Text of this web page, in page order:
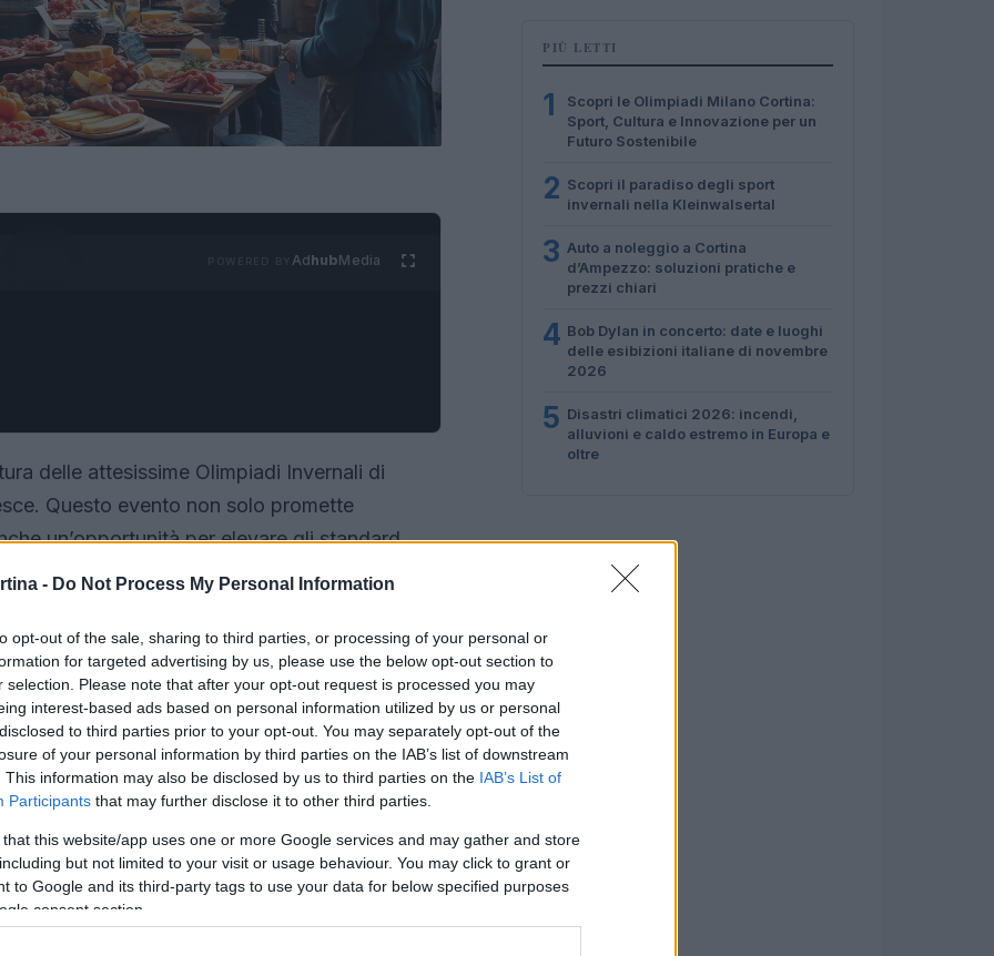
- Do Not Process My Personal Information
opt-out of the sale, sharing to third parties, or processing of your personal or
for targeted advertising by us, please use the below opt-out section to
selection. Please note that after your opt-out request is processed you may
interest-based ads based on personal information utilized by us or personal
to third parties prior to your opt-out. You may separately opt-out of the
of your personal information by third parties on the IAB’s list of downstream
This information may also be disclosed by us to third parties on the IAB’s List of
Participants that may further disclose it to other third parties.
that this website/app uses one or more Google services and may gather and store
but not limited to your visit or usage behaviour. You may click to grant or
to Google and its third-party tags to use your data for below specified purposes
consent section.
AdhubMedia
delle attesissime Olimpiadi Invernali di
Questo evento non solo promette
un’opportunità per elevare gli standard
città si preparano a ricevere atleti e visitatori
che unisce
PIÙ LETTI
1
Scopri le Olimpiadi Milano Cortina:
Sport, Cultura e Innovazione per un
Futuro Sostenibile
2 Scopri il paradiso degli sport
invernali nella Kleinwalsertal
3 Auto a noleggio a Cortina
d’Ampezzo: soluzioni pratiche e
prezzi chiari
4 Bob Dylan in concerto: date e luoghi
delle esibizioni italiane di novembre
2026
5 Disastri climatici 2026: incendi,
alluvioni e caldo estremo in Europa e
oltre